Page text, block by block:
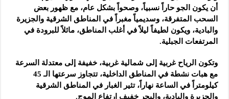
أن يكون الجو حاراً نسبياً، وصحواً بشكل عام، مع ظهور بعض
السحب المتفرقة، وسديمياً مغبراً في المناطق الشرقية والجزيرة
والبادية، ويكون لطيفاً ليلاً في أغلب المناطق، مائلاً للبرودة في
المرتفعات الجبلية.
وتكون الرياح غربية إلى شمالية غربية، خفيفة إلى معتدلة السرعة
مع هبات نشطة في المناطق الداخلية، تتجاوز سرعتها الـ 45
كيلومتراً في الساعة نهاراً، تثير الغبار في المناطق الشرقية
والجزيرة والبادية، والبحر خفيف ارتفاع الموج.